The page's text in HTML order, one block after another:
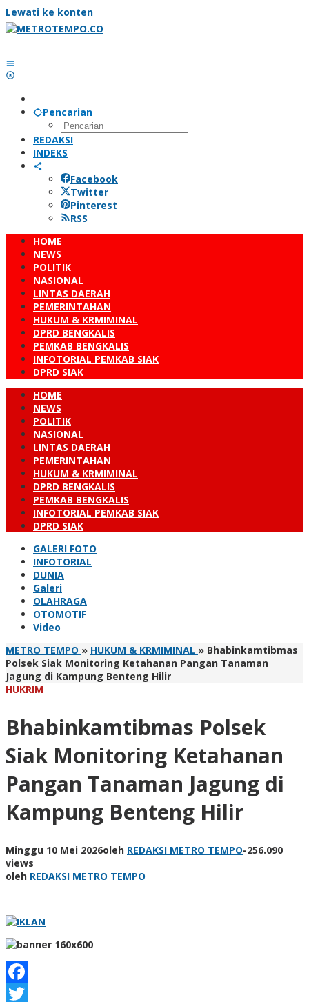
Lewati ke konten
Pencarian
REDAKSI
INDEKS
Facebook
Twitter
Pinterest
RSS
HOME
NEWS
POLITIK
NASIONAL
LINTAS DAERAH
PEMERINTAHAN
HUKUM & KRMIMINAL
DPRD BENGKALIS
PEMKAB BENGKALIS
INFOTORIAL PEMKAB SIAK
DPRD SIAK
HOME
NEWS
POLITIK
NASIONAL
LINTAS DAERAH
PEMERINTAHAN
HUKUM & KRMIMINAL
DPRD BENGKALIS
PEMKAB BENGKALIS
INFOTORIAL PEMKAB SIAK
DPRD SIAK
GALERI FOTO
INFOTORIAL
DUNIA
Galeri
OLAHRAGA
OTOMOTIF
Video
METRO TEMPO » HUKUM & KRMIMINAL » Bhabinkamtibmas
Polsek Siak Monitoring Ketahanan Pangan Tanaman
Jagung di Kampung Benteng Hilir
HUKRIM
Bhabinkamtibmas Polsek
Siak Monitoring Ketahanan
Pangan Tanaman Jagung di
Kampung Benteng Hilir
Minggu 10 Mei 2026oleh REDAKSI METRO TEMPO-256.090
views
oleh REDAKSI METRO TEMPO
Facebook